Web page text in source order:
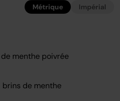
Métrique Impérial
menthe poivrée
brins de menthe